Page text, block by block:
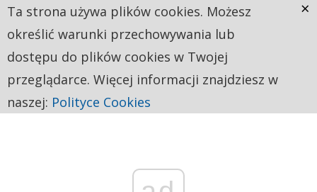
Ta strona używa plików cookies. Możesz
określić warunki przechowywania lub
dostępu do plików cookies w Twojej
przeglądarce. Więcej informacji znajdziesz w
naszej: Polityce Cookies
×